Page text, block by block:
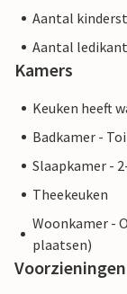
Aantal
Aantal
Kamers
Keuken heeft
Badkamer -
Slaapkamer -
Theekeuken
Woonkamer -
plaatsen)
Voorzieningen